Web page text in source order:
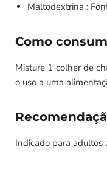
Maltodextrina :
Como
Misture 1 colher de
o uso a uma
Indicado para adultos